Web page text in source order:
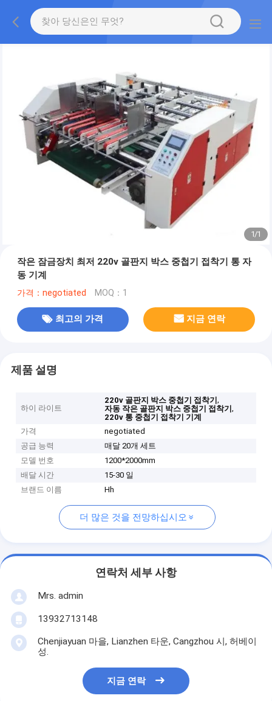
1/1
작은 잠금장치 최저 220v 골판지 박스 중첩기 접착기 통 자
동 기계
가격：negotiated MOQ：1
최고의 가격 지금 연락
제품 설명
하이 라이트
220v 골판지 박스 중첩기 접착기,
자동 작은 골판지 박스 중첩기 접착기,
220v 통 중첩기 접착기 기계
가격
negotiated
공급 능력
매달 20개 세트
모델 번호
1200*2000mm
배달 시간
15-30 일
브랜드 이름
Hh
더 많은 것을 전망하십시오
연락처 세부 사항
Mrs. admin
13932713148
Chenjiayuan 마을, Lianzhen 타운, Cangzhou 시, 허베이
성.
지금 연락